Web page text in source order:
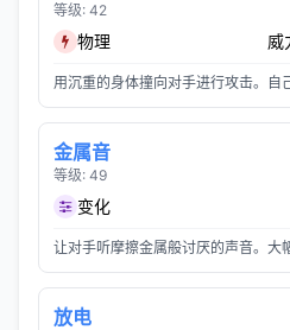
等级: 42
物理 威
用沉重的身体撞向对手进行攻击。自
金属音
等级: 49
变化
让对手听摩擦金属般讨厌的声音。大
放电